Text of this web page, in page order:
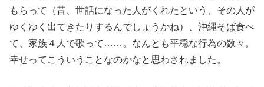
もらって（昔、世話になった人がくれたという、その人が
ゆくゆく出てきたりするんでしょうかね）、沖縄そば食べ
て、家族４人で歌って……。なんとも平穏な行為の数々。
幸せってこういうことなのかなと思わされました。